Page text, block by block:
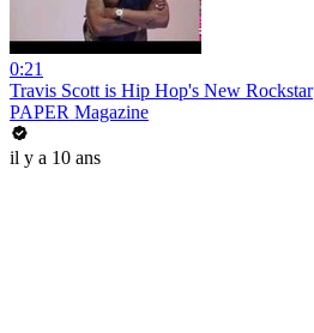
0:21
Travis Scott is Hip Hop's New Rockstar
PAPER Magazine
il y a 10 ans